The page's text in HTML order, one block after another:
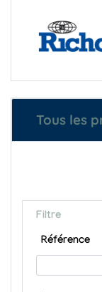
Tous les
Filtre
Référence